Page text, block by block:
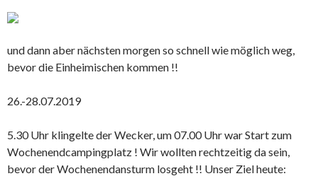
und dann aber nächsten morgen so schnell wie möglich weg,
bevor die Einheimischen kommen !!
26.-28.07.2019
5.30 Uhr klingelte der Wecker, um 07.00 Uhr war Start zum
Wochenendcampingplatz ! Wir wollten rechtzeitig da sein,
bevor der Wochenendansturm losgeht !! Unser Ziel heute: